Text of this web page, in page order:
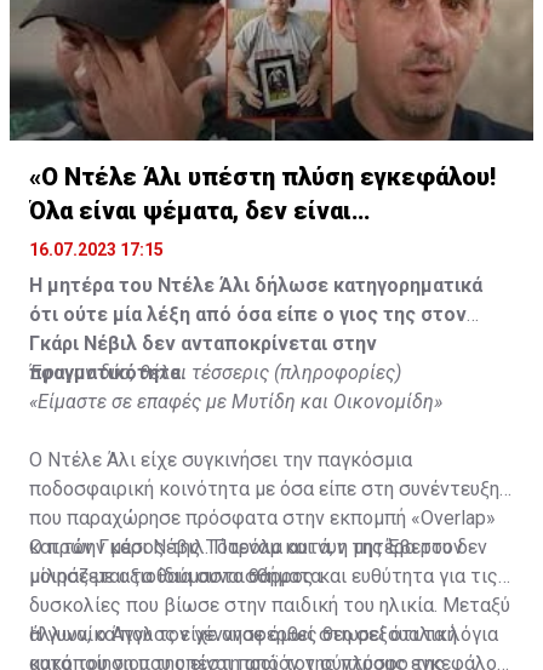
«Ο Ντέλε Άλι υπέστη πλύση εγκεφάλου!
Όλα είναι ψέματα, δεν είναι
υιοθετημένος»
16.07.2023 17:15
Η μητέρα του Ντέλε Άλι δήλωσε κατηγορηματικά
ότι ούτε μία λέξη από όσα είπε ο γιος της στον
Γκάρι Νέβιλ δεν ανταποκρίνεται στην
πραγματικότητα.
Έφυγαν δύο, θέλει τέσσερις (πληροφορίες)
«Είμαστε σε επαφές με Μυτίδη και Οικονομίδη»
Ο Ντέλε Άλι είχε συγκινήσει την παγκόσμια
ποδοσφαιρική κοινότητα με όσα είπε στη συνέντευξη
που παραχώρησε πρόσφατα στην εκπομπή «Overlap»
και τον Γκάρι Νέβιλ. Παρόλα αυτά, η μητέρα του δεν
μοιράζεται τα ίδια συναισθήματα.
Ο πρώην μέσος της Τότεναμ και νυν της Έβερτον
μίλησε με αξιοθαύμαστο θάρρος και ευθύτητα για τις
δυσκολίες που βίωσε στην παιδική του ηλικία. Μεταξύ
άλλων, ο Άγγλος είχε αναφερθεί στη σεξουαλική
κακοποίηση που υπέστη από τον σύντροφο της
Η γυναίκα που τον γέννησε όμως θεωρεί ότι τα λόγια
αυτά του γιου της είναι προϊόν της πλύσης εγκεφάλου